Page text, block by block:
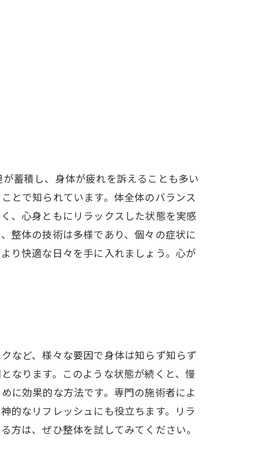
蓄積し、身体が疲れを訴えることも多い
とで知られています。体全体のバランス
、心身ともにリラックスした状態を実感
整体の技術は多様であり、個々の症状に
り快適な日々を手に入れましょう。心が
など、様々な要因で身体は知らず知らず
なります。このような状態が続くと、慢
に効果的な方法です。専門の施術者によ
的なリフレッシュにも役立ちます。リラ
方は、ぜひ整体を試してみてください。